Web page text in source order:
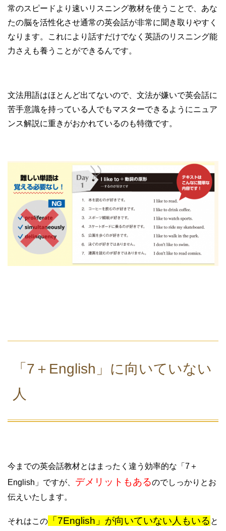
常のスピードより速いリスニング教材を使うことで、あな
たの脳を活性化させ通常の英会話が非常に聞き取りやすく
なります。これにより話すだけでなく 英語のリスニング能
力さえも養うことができるんです。
文法用語はほとんど出てないので、文法が嫌いで英会話に
苦手意識を持っている人でもマスターできるようにニュア
ンス解説に重きがおかれているのも特徴です。
「7＋English」に向いていない
人
今までの英会話教材とはまったく違う効率的な「7＋
English」ですが、 デメリットもあるのでしっかりとお
伝えいたします。
それはこの 「7English」が向いていない人もいる と